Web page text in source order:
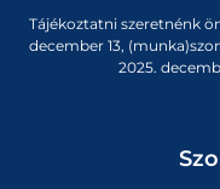
Tájékoztatni szeretnénk
december 13,
2025.